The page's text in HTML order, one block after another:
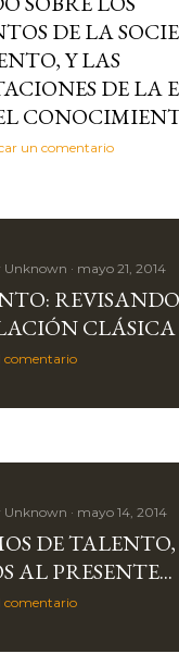
DE LA
Y LAS
DE LA
un comentario
Unknown mayo 21, 2014
CLÁSICA
comentario
Unknown mayo 14, 2014
DE TALENTO,
AL PRESENTE...
comentario